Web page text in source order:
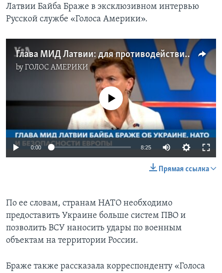
Латвии Байба Браже в эксклюзивном интервью
Русской службе «Голоса Америки».
Глава МИД Латвии: для противодействия «мяснику в Кремле» Украине нужны ПВО и разрешение наносить удары по России
byГОЛОС АМЕРИКИ
No media source currently available
0:00 8:25
Прямая ссылка
По ее словам, странам НАТО необходимо
предоставить Украине больше систем ПВО и
позволить ВСУ наносить удары по военным
объектам на территории России.
Браже также рассказала корреспонденту «Голоса